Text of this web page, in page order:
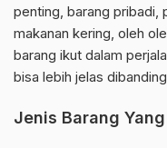
penting, barang pribadi,
makanan kering, oleh
barang ikut dalam
bisa lebih jelas
Jenis Barang